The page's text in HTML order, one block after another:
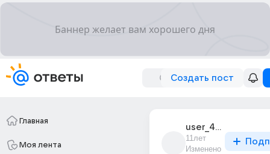
Создать пост
Главная
Моя лента
user_42241317
11лет
Изменено